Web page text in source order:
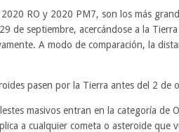
RO y 2020 PM7, son los más
de septiembre, acercándose a la
A modo de comparación, la
pasen por la Tierra antes del 2 de
masivos entran en la categoría de
a cualquier cometa o asteroide